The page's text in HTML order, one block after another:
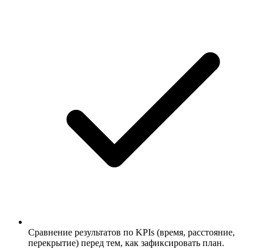
Сравнение результатов по KPIs (время, расстояние,
перекрытие) перед тем, как зафиксировать план.